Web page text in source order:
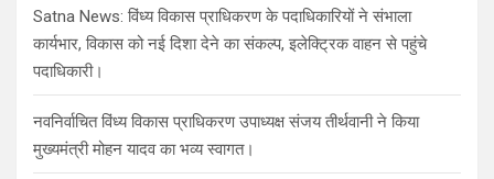
Satna News: विंध्य विकास प्राधिकरण के पदाधिकारियों ने संभाला
कार्यभार, विकास को नई दिशा देने का संकल्प, इलेक्ट्रिक वाहन से पहुंचे
पदाधिकारी।
नवनिर्वाचित विंध्य विकास प्राधिकरण उपाध्यक्ष संजय तीर्थवानी ने किया
मुख्यमंत्री मोहन यादव का भव्य स्वागत।